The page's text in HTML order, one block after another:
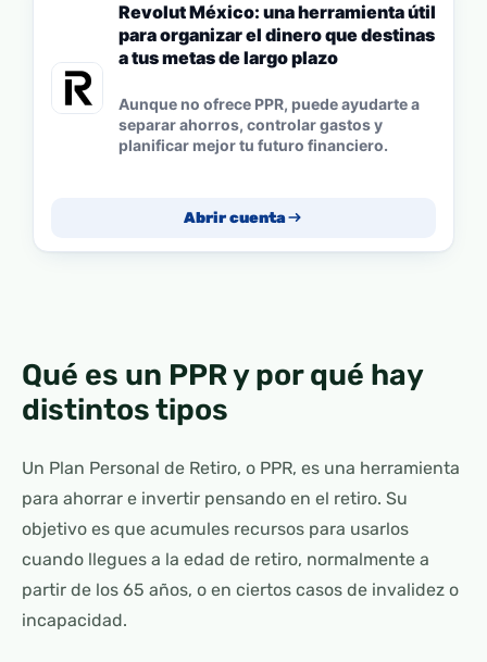
Revolut México: una herramienta útil
para organizar el dinero que destinas
a tus metas de largo plazo
Aunque no ofrece PPR, puede ayudarte a
separar ahorros, controlar gastos y
planificar mejor tu futuro financiero.
Abrir cuenta
Qué es un PPR y por qué hay
distintos tipos
Un Plan Personal de Retiro, o PPR, es una herramienta
para ahorrar e invertir pensando en el retiro. Su
objetivo es que acumules recursos para usarlos
cuando llegues a la edad de retiro, normalmente a
partir de los 65 años, o en ciertos casos de invalidez o
incapacidad.